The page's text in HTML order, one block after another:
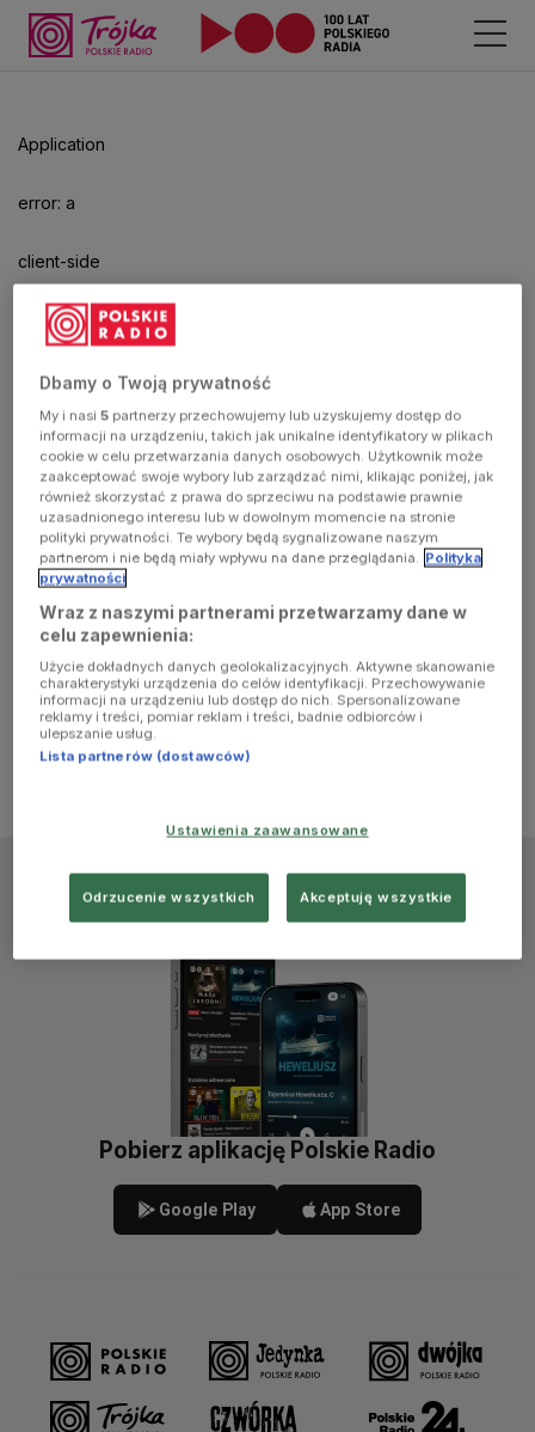
Application
error: a
client-side
exception
has
occurred
(see the
browser
console for
more
information)
aby
odtwarzać.
Pobierz aplikację Polskie Radio
Google Play App Store
Dbamy o Twoją prywatność
My i nasi5 partnerzy przechowujemy lub uzyskujemy dostęp do
informacji na urządzeniu, takich jak unikalne identyfikatory w plikach
cookie w celu przetwarzania danych osobowych. Użytkownik może
zaakceptować swoje wybory lub zarządzać nimi, klikając poniżej, jak
również skorzystać z prawa do sprzeciwu na podstawie prawnie
uzasadnionego interesu lub w dowolnym momencie na stronie
polityki prywatności. Te wybory będą sygnalizowane naszym
partnerom i nie będą miały wpływu na dane przeglądania. Polityka
prywatności
Wraz z naszymi partnerami przetwarzamy dane w
celu zapewnienia:
Użycie dokładnych danych geolokalizacyjnych. Aktywne skanowanie
charakterystyki urządzenia do celów identyfikacji. Przechowywanie
informacji na urządzeniu lub dostęp do nich. Spersonalizowane
reklamy i treści, pomiar reklam i treści, badnie odbiorców i
ulepszanie usług.
Lista partnerów (dostawców)
Ustawienia zaawansowane
Odrzucenie wszystkich Akceptuję wszystkie